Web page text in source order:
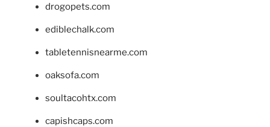
drogopets.com
ediblechalk.com
tabletennisnearme.com
oaksofa.com
soultacohtx.com
capishcaps.com